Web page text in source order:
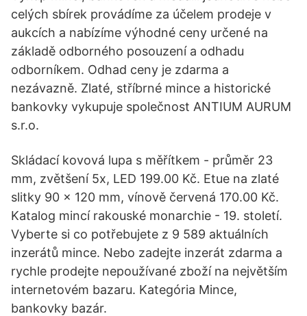
celých sbírek provádíme za účelem prodeje v
aukcích a nabízíme výhodné ceny určené na
základě odborného posouzení a odhadu
odborníkem. Odhad ceny je zdarma a
nezávazně. Zlaté, stříbrné mince a historické
bankovky vykupuje společnost ANTIUM AURUM
s.r.o.
Skládací kovová lupa s měřítkem - průměr 23
mm, zvětšení 5x, LED 199.00 Kč. Etue na zlaté
slitky 90 x 120 mm, vínově červená 170.00 Kč.
Katalog mincí rakouské monarchie - 19. století.
Vyberte si co potřebujete z 9 589 aktuálních
inzerátů mince. Nebo zadejte inzerát zdarma a
rychle prodejte nepoužívané zboží na největším
internetovém bazaru. Kategória Mince,
bankovky bazár.